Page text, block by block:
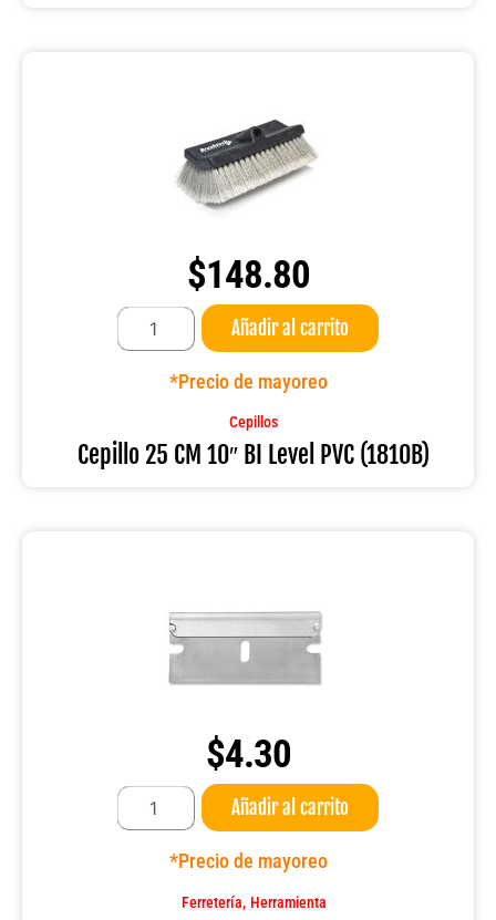
$148.80
Cepillo
CM
PVC
(1810B)
Añadir al carrito
*Precio de mayoreo
Cepillos
Cepillo 25 CM 10″ BI Level PVC (1810B)
$4.30
Hoja
navaja
Añadir al carrito
*Precio de mayoreo
Ferretería, Herramienta